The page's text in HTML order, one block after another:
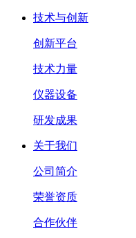
技术与创新
创新平台
技术力量
仪器设备
研发成果
关于我们
公司简介
荣誉资质
合作伙伴